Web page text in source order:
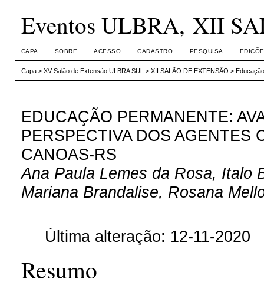
Eventos ULBRA, XII
CAPA SOBRE ACESSO CADASTRO PESQUISA
Capa> XV Salão de Extensão ULBRA SUL > XII SALÃO DE EXTENSÃO >
EDUCAÇÃO PERMANENTE:
PERSPECTIVA DOS AGENTES
CANOAS-RS
Ana Paula Lemes da Rosa, Italo
Mariana Brandalise, Rosana
Última alteração: 12-11-2020
Resumo